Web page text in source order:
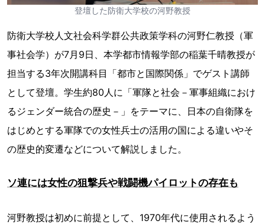
登壇した防衛大学校の河野教授
防衛大学校人文社会科学群公共政策学科の河野仁教授（軍
事社会学）が7月9日、本学都市情報学部の稲葉千晴教授が
担当する3年次開講科目「都市と国際関係」でゲスト講師
として登壇。学生約80人に「軍隊と社会－軍事組織におけ
るジェンダー統合の歴史－」をテーマに、日本の自衛隊を
はじめとする軍隊での女性兵士の活用の国による違いやそ
の歴史的変遷などについて解説しました。
ソ連には女性の狙撃兵や戦闘機パイロットの存在も
河野教授は初めに前提として、1970年代に使用されるよう